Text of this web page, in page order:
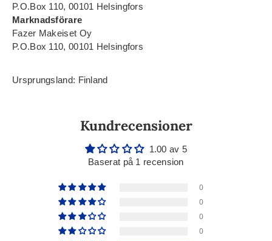
P.O.Box 110, 00101 Helsingfors
Marknadsförare
Fazer Makeiset Oy
P.O.Box 110, 00101 Helsingfors
Ursprungsland: Finland
Kundrecensioner
1.00 av 5
Baserat på 1 recension
0
0
0
0